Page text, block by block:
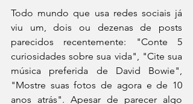
Todo mundo que usa redes sociais já
viu um, dois ou dezenas de posts
parecidos recentemente: "Conte 5
curiosidades sobre sua vida", "Cite sua
música preferida de David Bowie",
"Mostre suas fotos de agora e de 10
anos atrás". Apesar de parecer algo